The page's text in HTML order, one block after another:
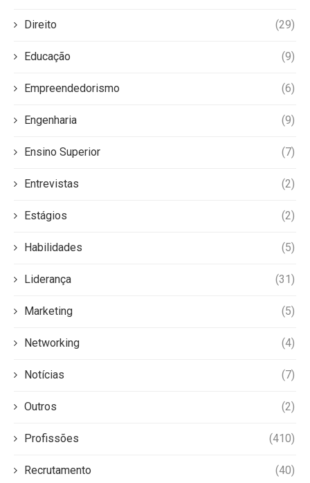
Direito (29)
Educação (9)
Empreendedorismo (6)
Engenharia (9)
Ensino Superior (7)
Entrevistas (2)
Estágios (2)
Habilidades (5)
Liderança (31)
Marketing (5)
Networking (4)
Notícias (7)
Outros (2)
Profissões (410)
Recrutamento (40)